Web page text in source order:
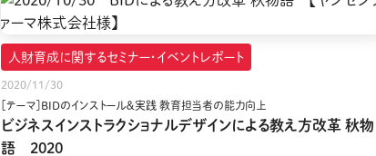
人財育成に関するセミナー・イベントレポート
2020/11/30
［テーマ］BIDのインストール＆実践 教育担当者の能力向上
ビジネスインストラクショナルデザインによる教え方改革 秋物
語 2020